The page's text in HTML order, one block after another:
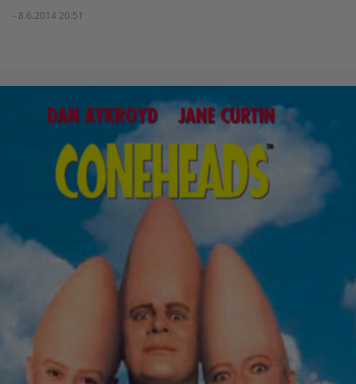
- 8.6.2014 20:51